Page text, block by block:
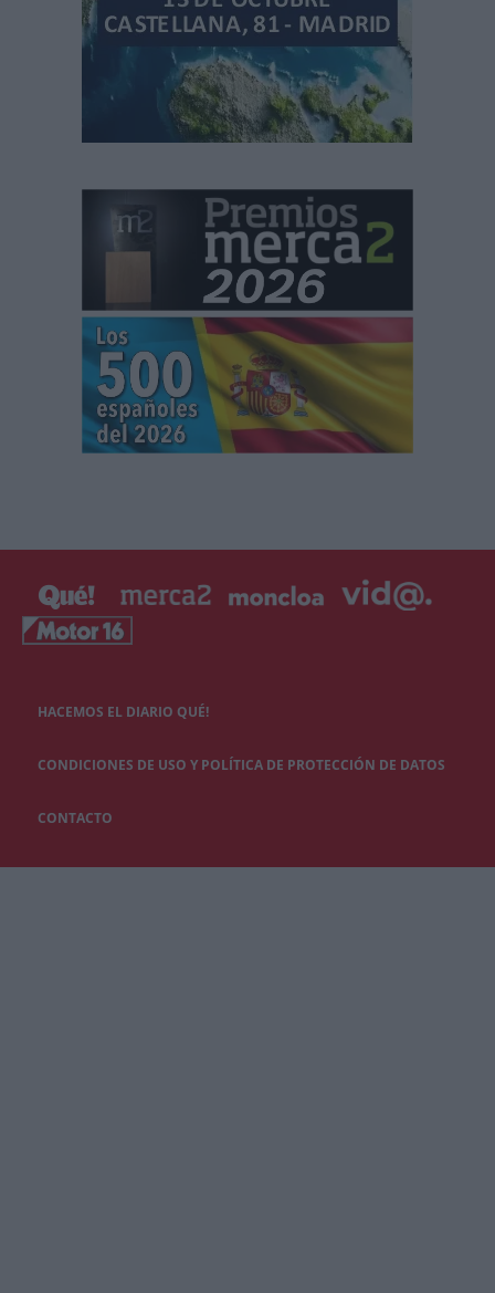
HACEMOS EL DIARIO QUÉ!
CONDICIONES DE USO Y POLÍTICA DE PROTECCIÓN DE DATOS
CONTACTO